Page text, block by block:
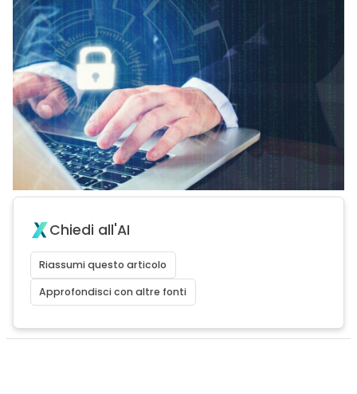
Chiedi all'AI
Riassumi questo articolo
Approfondisci con altre fonti